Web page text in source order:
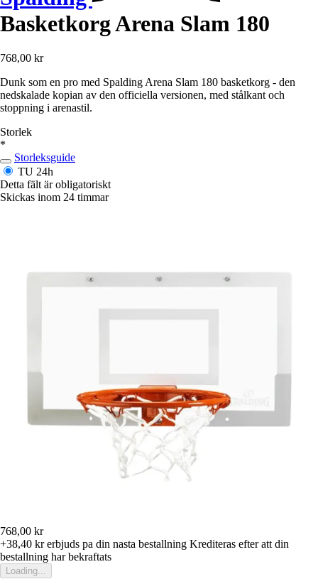
Basketkorg Arena Slam 180
768,00 kr
Dunk som en pro med Spalding Arena Slam 180 basketkorg - den
nedskalade kopian av den officiella versionen, med stålkant och
stoppning i arenastil.
Storlek
*
Storleksguide
TU 24h
Detta fält är obligatoriskt
Skickas inom 24 timmar
768,00 kr
+38,40 krerbjuds pa din nasta bestallning Krediteras efter att din
bestallning har bekraftats
Loading...